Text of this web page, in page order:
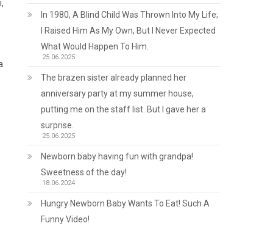
In 1980, A Blind Child Was Thrown Into My Life;
I Raised Him As My Own, But I Never Expected
What Would Happen To Him.
25.06.2025
The brazen sister already planned her
anniversary party at my summer house,
putting me on the staff list. But I gave her a
surprise.
25.06.2025
Newborn baby having fun with grandpa!
Sweetness of the day!
18.06.2024
Hungry Newborn Baby Wants To Eat! Such A
Funny Video!